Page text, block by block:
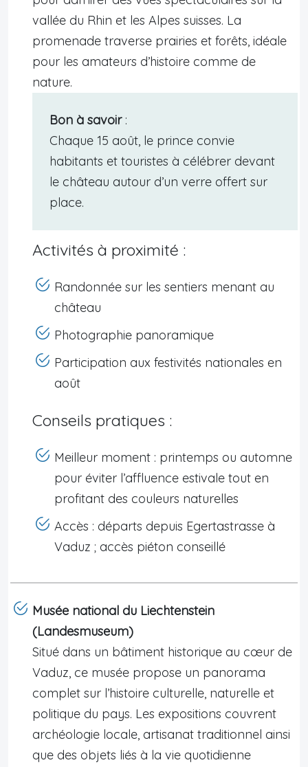
vallée du Rhin et les Alpes suisses. La
promenade traverse prairies et forêts, idéale
pour les amateurs d’histoire comme de
nature.
Bon à savoir:
Chaque 15 août, le prince convie
habitants et touristes à célébrer devant
le château autour d’un verre offert sur
place.
Activités à proximité :
Randonnée sur les sentiers menant au
château
Photographie panoramique
Participation aux festivités nationales en
août
Conseils pratiques :
Meilleur moment : printemps ou automne
pour éviter l’affluence estivale tout en
profitant des couleurs naturelles
Accès : départs depuis Egertastrasse à
Vaduz ; accès piéton conseillé
Musée national du Liechtenstein
(Landesmuseum)
Situé dans un bâtiment historique au cœur de
Vaduz, ce musée propose un panorama
complet sur l’histoire culturelle, naturelle et
politique du pays. Les expositions couvrent
archéologie locale, artisanat traditionnel ainsi
que des objets liés à la vie quotidienne